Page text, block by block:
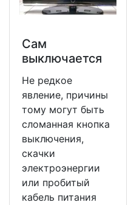
Сам
выключается
Не редкое
явление, причины
тому могут быть
сломанная кнопка
выключения,
скачки
электроэнергии
или пробитый
кабель питания